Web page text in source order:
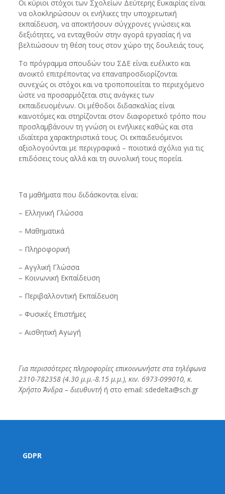
Οι κύριοι στόχοι των Σχολείων Δεύτερης Ευκαιρίας είναι
να ολοκληρώσουν οι ενήλικες την υποχρεωτική
εκπαίδευση, να αποκτήσουν σύγχρονες γνώσεις και
δεξιότητες, να ενταχθούν στην αγορά εργασίας ή να
βελτιώσουν τη θέση τους στον χώρο της δουλειάς τους.
Το πρόγραμμα σπουδών του ΣΔΕ είναι ευέλικτο και
ανοικτό επιτρέποντας να επαναπροσδιορίζονται
συνεχώς οι στόχοι και να τροποποιείται το περιεχόμενο
ώστε να προσαρμόζεται στις ανάγκες των
εκπαιδευομένων. Οι μέθοδοι διδασκαλίας είναι
καινοτόμες και στηρίζονται στον διαφορετικό τρόπο που
προσλαμβάνουν τη γνώση οι ενήλικες καθώς και στα
ιδιαίτερα χαρακτηριστικά τους. Οι εκπαιδευόμενοι
αξιολογούνται με περιγραφικά – ποιοτικά σχόλια για τις
επιδόσεις τους αλλά και τη συνολική τους πορεία.
Τα μαθήματα που διδάσκονται είναι:
– Ελληνική Γλώσσα
– Μαθηματικά
– Πληροφορική
– Αγγλική Γλώσσα
– Κοινωνική Εκπαίδευση
– Περιβαλλοντική Εκπαίδευση
– Φυσικές Επιστήμες
– Αισθητική Αγωγή
Για περισσότερες πληροφορίες επικοινωνήστε στα τηλέφωνα
2310-782358 (4.30 μ.μ.-8.15 μ.μ.), κιν. 6973-099010, κ.
Χρήστο Άνδρα – διευθυντή ή στο email: sdedelta@sch.gr
GDPR